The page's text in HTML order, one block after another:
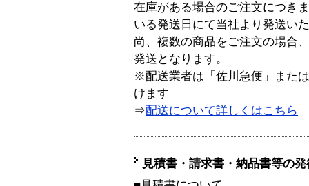
在庫がある場合のご注文につき
いる発送日にて当社より発送い
尚、複数の商品をご注文の場合
発送となります。
※配送業者は「佐川急便」また
けます
⇒配送について詳しくはこちら
見積書・請求書・納品書等の